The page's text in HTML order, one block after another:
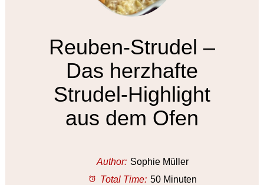
Reuben-Strudel –
Das herzhafte
Strudel-Highlight
aus dem Ofen
Author: Sophie Müller
Total Time: 50 Minuten